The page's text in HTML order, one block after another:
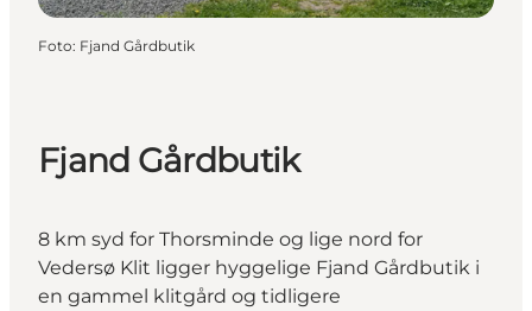
Foto: Fjand Gårdbutik
Fjand Gårdbutik
8 km syd for Thorsminde og lige nord for
Vedersø Klit ligger hyggelige Fjand Gårdbutik i
en gammel klitgård og tidligere